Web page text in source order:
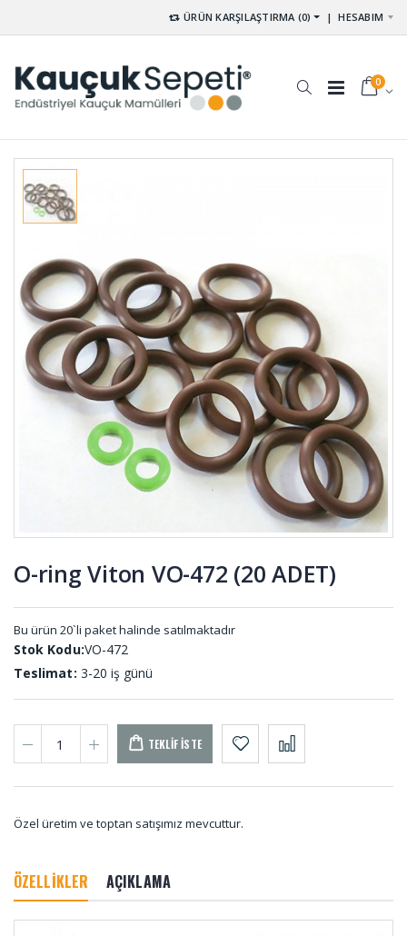
ÜRÜN KARŞILAŞTIRMA (0) |HESABIM
0
O-ring Viton VO-472 (20 ADET)
Bu ürün 20`li paket halinde satılmaktadır
Stok Kodu:VO-472
Teslimat: 3-20 iş günü
TEKLIF İSTE
Özel üretim ve toptan satışımız mevcuttur.
ÖZELLİKLER AÇIKLAMA
Vakum
Ayaklı
Titreşim
Takozları
KTS-001
REG-001
Lastikleri
PAL-001
Silikon
Hortumlar
HS-001 (20
METRE)
Poliüretan
Delikli Kalıp
Yayları
KYD-001
Lastikleri